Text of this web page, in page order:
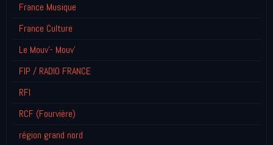
France Musique
France Culture
Le Mouv'- Mouv'
FIP / RADIO FRANCE
RFI
RCF (Fourvière)
région grand nord